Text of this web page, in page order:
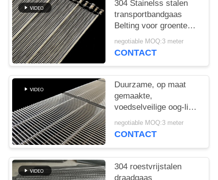
304 Stainelss stalen
transportbandgaas
Belting voor groente
wasmachine
negotiable MOQ:3 meter
CONTACT
Duurzame, op maat
gemaakte,
voedselveilige oog-link
metalen gaas
transportband
negotiable MOQ:3 meter
CONTACT
304 roestvrijstalen
draadgaas